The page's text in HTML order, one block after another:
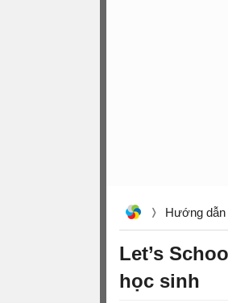
Hướng dẫn
Let’s
học sinh